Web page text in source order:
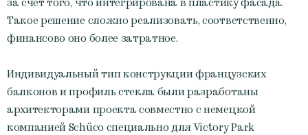
Такое решение сложно реализовать, соответственно,
финансово оно более затратное.
Индивидуальный тип конструкции французских
балконов и профиль стекла были разработаны
архитекторами проекта совместно с немецкой
компанией Schüco специально для Victory Park